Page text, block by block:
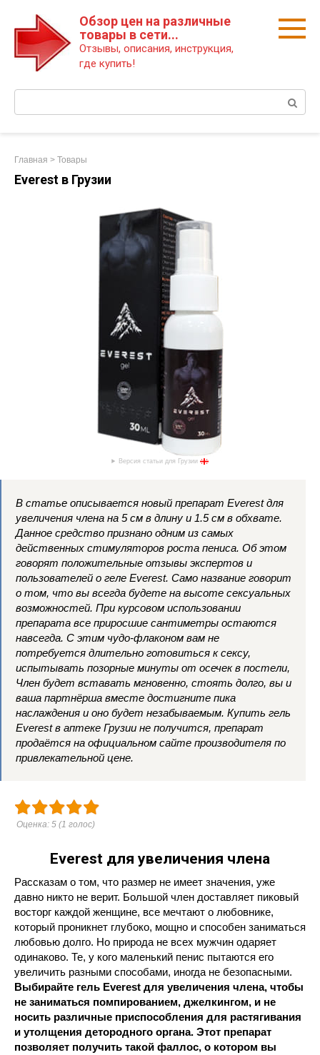
Обзор цен на различные
товары в сети...
Отзывы, описания, инструкция,
где купить!
Главная > Товары
Everest в Грузии
Версия статьи для Грузии
В статье описывается новый препарат Everest для
увеличения члена на 5 см в длину и 1.5 см в обхвате.
Данное средство признано одним из самых
действенных стимуляторов роста пениса. Об этом
говорят положительные отзывы экспертов и
пользователей о геле Everest. Само название говорит
о том, что вы всегда будете на высоте сексуальных
возможностей. При курсовом использовании
препарата все приросшие сантиметры остаются
навсегда. С этим чудо-флаконом вам не
потребуется длительно готовиться к сексу,
испытывать позорные минуты от осечек в постели,
Член будет вставать мгновенно, стоять долго, вы и
ваша партнёрша вместе достигните пика
наслаждения и оно будет незабываемым. Купить гель
Everest в аптеке Грузии не получится, препарат
продаётся на официальном сайте производителя по
привлекательной цене.
Оценка: 5 (1 голос)
Everest для увеличения члена
Рассказам о том, что размер не имеет значения, уже
давно никто не верит. Большой член доставляет пиковый
восторг каждой женщине, все мечтают о любовнике,
который проникнет глубоко, мощно и способен заниматься
любовью долго. Но природа не всех мужчин одаряет
одинаково. Те, у кого маленький пенис пытаются его
увеличить разными способами, иногда не безопасными.
Выбирайте гель Everest для увеличения члена, чтобы
не заниматься помпированием, джелкингом, и не
носить различные приспособления для растягивания
и утолщения детородного органа. Этот препарат
позволяет получить такой фаллос, о котором вы